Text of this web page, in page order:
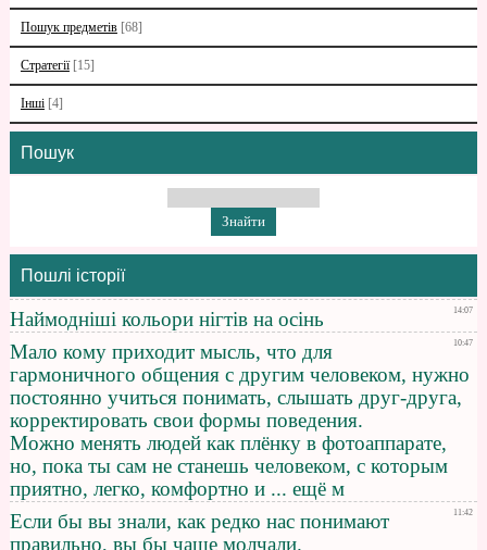
Пошук предметів [68]
Стратегії [15]
Інші [4]
Пошук
Пошлі історії